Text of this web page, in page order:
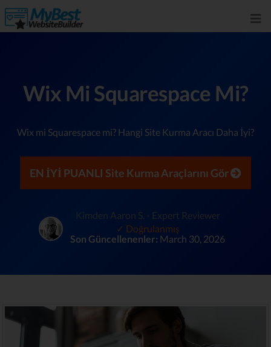
Wix Mi Squarespace Mi?
Wix mi Squarespace mi? Hangi Site Kurma Aracı Daha İyi?
EN İYİ PUANLI Site Kurma Araçlarını Gör
Kimden Aaron S. - Expert Reviewer
✓ Doğrulanmış
Son Güncellenenler: March 30, 2026